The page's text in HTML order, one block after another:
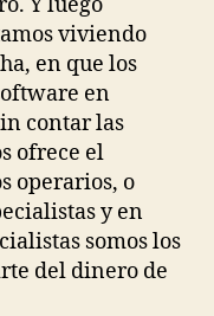
viviendo
en que los
en
contar las
ofrece el
operarios, o
y en
somos los
del dinero de